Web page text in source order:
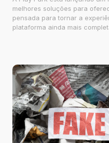
melhores soluções para
pensada para tornar a
plataforma ainda mais